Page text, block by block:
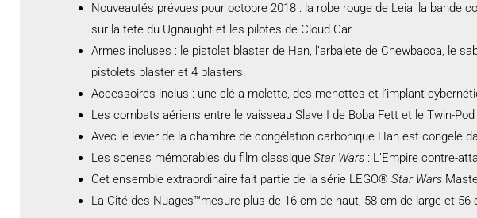
Nouveautés prévues pour octobre 2018 : la robe rouge de Leia, la bande
sur la tete du Ugnaught et les pilotes de Cloud Car.
Armes incluses : le pistolet blaster de Han, l’arbalete de Chewbacca, le
pistolets blaster et 4 blasters.
Accessoires inclus : une clé a molette, des menottes et l’implant
Les combats aériens entre le vaisseau Slave I de Boba Fett et le Twin-
Avec le levier de la chambre de congélation carbonique Han est congelé
Les scenes mémorables du film classique Star Wars : L’Empire contre-
Cet ensemble extraordinaire fait partie de la série LEGO® Star Wars
La Cité des Nuages™mesure plus de 16 cm de haut, 58 cm de large et 56